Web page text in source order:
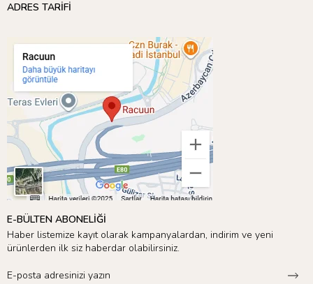
ADRES TARİFİ
E-BÜLTEN ABONELİĞİ
Haber listemize kayıt olarak kampanyalardan, indirim ve yeni
ürünlerden ilk siz haberdar olabilirsiniz.